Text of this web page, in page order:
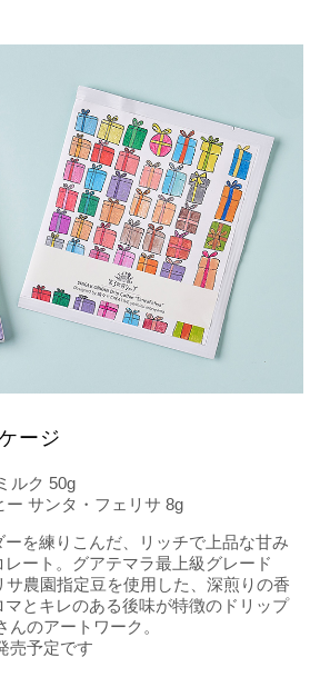
ージ
ルク 50g
サンタ・フェリサ 8g
を練りこんだ、リッチで上品な甘み
ート。グアテマラ最上級グレード
サ農園指定豆を使用した、深煎りの香
マとキレのある後味が特徴のドリップ
のアートワーク。
売予定です